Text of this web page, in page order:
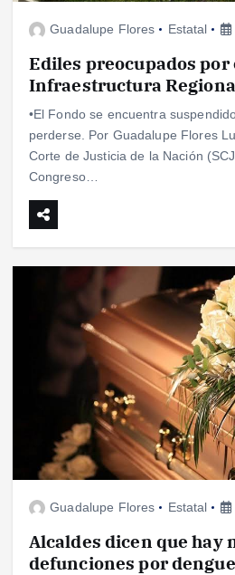
Guadalupe Flores Estatal
Ediles preocupados por
Infraestructura
•El Fondo se encuentra
perderse. Por Guadalupe Flores
Corte de Justicia de la Nación
Congreso…
Guadalupe Flores Estatal
Alcaldes dicen que hay
defunciones por dengue